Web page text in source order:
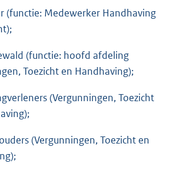
(functie: Medewerker Handhaving
(functie: hoofd afdeling
Toezicht en Handhaving);
(Vergunningen, Toezicht
(Vergunningen, Toezicht en